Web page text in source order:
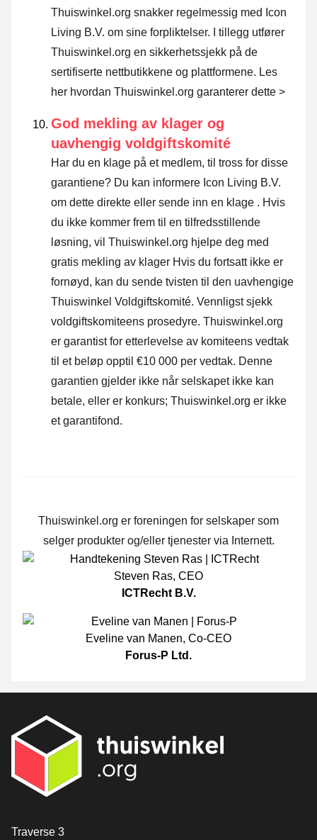
Thuiswinkel.org snakker regelmessig med Icon
Living B.V. om sine forpliktelser. I tillegg utfører
Thuiswinkel.org en sikkerhetssjekk på de
sertifiserte nettbutikkene og plattformene. Les
her hvordan Thuiswinkel.org garanterer dette >
God mekling av klager og
uavhengig voldgiftskomité
Har du en klage på et medlem, til tross for disse
garantiene? Du kan informere Icon Living B.V.
om dette direkte eller sende inn en klage . Hvis
du ikke kommer frem til en tilfredsstillende
løsning, vil Thuiswinkel.org hjelpe deg med
gratis mekling av klager Hvis du fortsatt ikke er
fornøyd, kan du sende tvisten til den uavhengige
Thuiswinkel Voldgiftskomité. Vennligst sjekk
voldgiftskomiteens prosedyre. Thuiswinkel.org
er garantist for etterlevelse av komiteens vedtak
til et beløp opptil €10 000 per vedtak. Denne
garantien gjelder ikke når selskapet ikke kan
betale, eller er konkurs; Thuiswinkel.org er ikke
et garantifond.
Thuiswinkel.org er foreningen for selskaper som
selger produkter og/eller tjenester via Internett.
Steven Ras, CEO
ICTRecht B.V.
Eveline van Manen, Co-CEO
Forus-P Ltd.
[_General:Contact]
Traverse 3